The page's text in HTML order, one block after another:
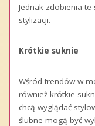
Jednak zdobienia te
stylizacji.
Krótkie suknie
Wśród trendów w
również krótkie
chcą wyglądać
ślubne mogą być